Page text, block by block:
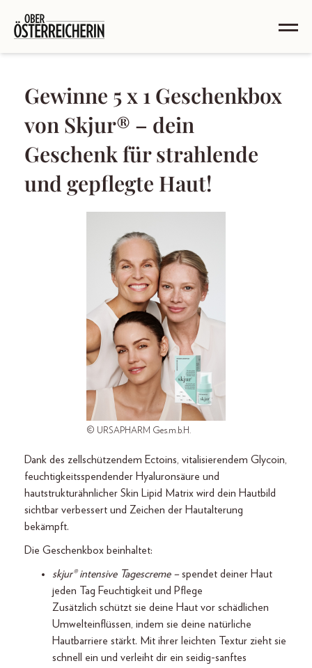
Gewinne 5 x 1 Geschenkbox
von Skjur® – dein
Geschenk für strahlende
und gepflegte Haut!
© URSAPHARM Ges.m.b.H.
Dank des zellschützendem Ectoins, vitalisierendem Glycoin,
feuchtigkeitsspendender Hyaluronsäure und
hautstrukturähnlicher Skin Lipid Matrix wird dein Hautbild
sichtbar verbessert und Zeichen der Hautalterung
bekämpft.
Die Geschenkbox beinhaltet:
skjur® intensive Tagescreme – spendet deiner Haut
jeden Tag Feuchtigkeit und Pflege
Zusätzlich schützt sie deine Haut vor schädlichen
Umwelteinflüssen, indem sie deine natürliche
Hautbarriere stärkt. Mit ihrer leichten Textur zieht sie
schnell ein und verleiht dir ein seidig-sanftes